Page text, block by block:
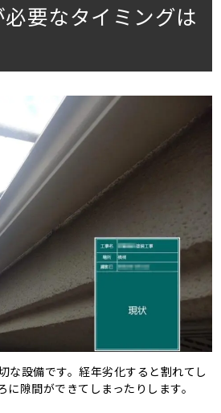
必要なタイミングは
な設備です。経年劣化すると割れてし
に隙間ができてしまったりします。